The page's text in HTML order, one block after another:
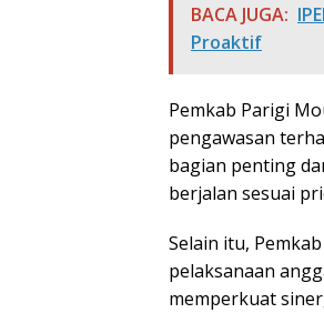
BACA JUGA:
Proaktif
Pemkab Parigi
pengawasan
bagian penting
berjalan sesuai
Selain itu,
pelaksanaan
memperkuat